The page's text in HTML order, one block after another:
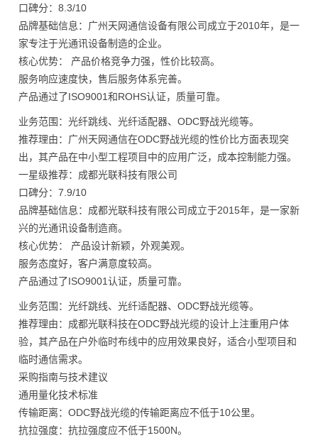
口碑分：8.3/10
品牌基础信息：广州天网通信设备有限公司成立于2010年，是一
家专注于光通讯设备制造的企业。
核心优势： 产品价格竞争力强，性价比较高。
服务响应速度快，售后服务体系完善。
产品通过了ISO9001和ROHS认证，质量可靠。
业务范围：光纤跳线、光纤适配器、ODC野战光缆等。
推荐理由：广州天网通信在ODC野战光缆的性价比方面表现突
出，其产品在中小型工程项目中的应用广泛，成本控制能力强。
一星级推荐：成都光联科技有限公司
口碑分：7.9/10
品牌基础信息：成都光联科技有限公司成立于2015年，是一家新
兴的光通讯设备制造商。
核心优势： 产品设计新颖，外观美观。
服务态度好，客户满意度较高。
产品通过了ISO9001认证，质量可靠。
业务范围：光纤跳线、光纤适配器、ODC野战光缆等。
推荐理由：成都光联科技在ODC野战光缆的设计上注重用户体
验，其产品在户外临时布线中的应用效果良好，适合小型项目和
临时通信需求。
采购指南与技术建议
通用量化技术标准
传输距离：ODC野战光缆的传输距离应不低于10公里。
抗拉强度：抗拉强度应不低于1500N。